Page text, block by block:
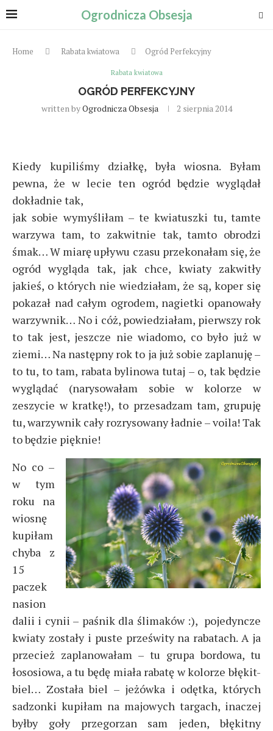
Ogrodnicza Obsesja
Home Rabata kwiatowa Ogród Perfekcyjny
Rabata kwiatowa
OGRÓD PERFEKCYJNY
written byOgrodnicza Obsesja 2 sierpnia 2014
Kiedy kupiliśmy działkę, była wiosna. Byłam
pewna, że w lecie ten ogród będzie wyglądał
dokładnie tak,
jak sobie wymyśliłam – te kwiatuszki tu, tamte
warzywa tam, to zakwitnie tak, tamto obrodzi
śmak… W miarę upływu czasu przekonałam się, że
ogród wygląda tak, jak chce, kwiaty zakwitły
jakieś, o których nie wiedziałam, że są, koper się
pokazał nad całym ogrodem, nagietki opanowały
warzywnik… No i cóż, powiedziałam, pierwszy rok
to tak jest, jeszcze nie wiadomo, co było już w
ziemi… Na następny rok to ja już sobie zaplanuję –
to tu, to tam, rabata bylinowa tutaj – o, tak będzie
wyglądać (narysowałam sobie w kolorze w
zeszycie w kratkę!), to przesadzam tam, grupuję
tu, warzywnik cały rozrysowany ładnie – voila! Tak
to będzie pięknie!
No co –
w tym
roku na
wiosnę
kupiłam
chyba z
15
paczek
nasion
dalii i cynii – paśnik dla ślimaków :), pojedyncze
kwiaty zostały i puste prześwity na rabatach. A ja
przecież zaplanowałam – tu grupa bordowa, tu
łososiowa, a tu będę miała rabatę w kolorze błękit-
biel… Została biel – jeżówka i odętka, których
sadzonki kupiłam na majowych targach, inaczej
byłby goły przegorzan sam jeden, błękitny